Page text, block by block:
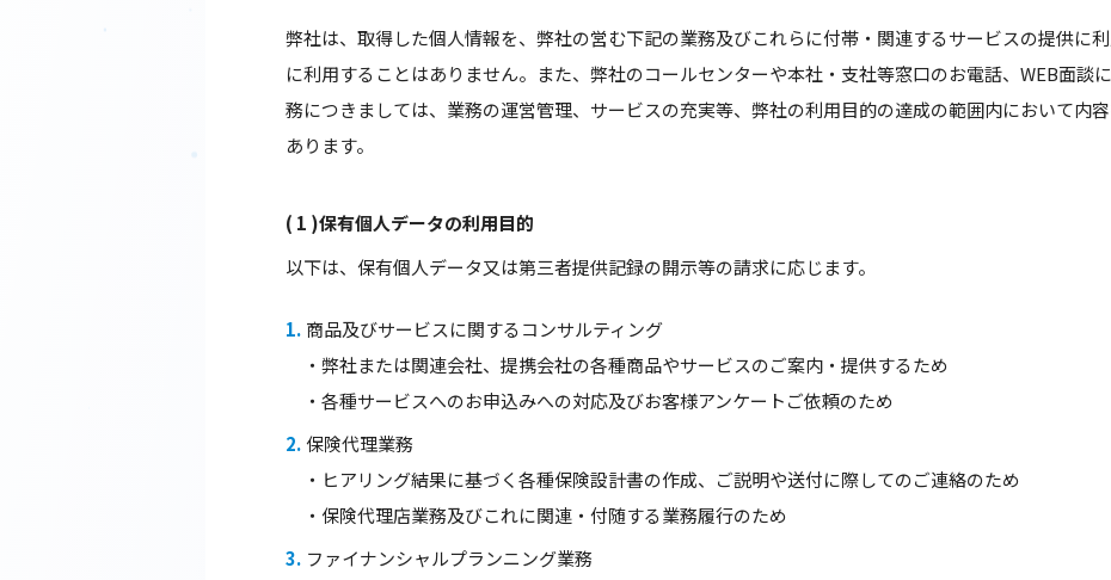
弊社は、取得した個人情報を、弊社の営む下記の業務及びこれらに付帯・関連するサービスの提供に
に利用することはありません。また、弊社のコールセンターや本社・支社等窓口のお電話、WEB面談
務につきましては、業務の運営管理、サービスの充実等、弊社の利用目的の達成の範囲内において内
あります。
( 1 )保有個人データの利用目的
以下は、保有個人データ又は第三者提供記録の開示等の請求に応じます。
商品及びサービスに関するコンサルティング
・弊社または関連会社、提携会社の各種商品やサービスのご案内・提供するため
・各種サービスへのお申込みへの対応及びお客様アンケートご依頼のため
保険代理業務
・ヒアリング結果に基づく各種保険設計書の作成、ご説明や送付に際してのご連絡のため
・保険代理店業務及びこれに関連・付随する業務履行のため
ファイナンシャルプランニング業務